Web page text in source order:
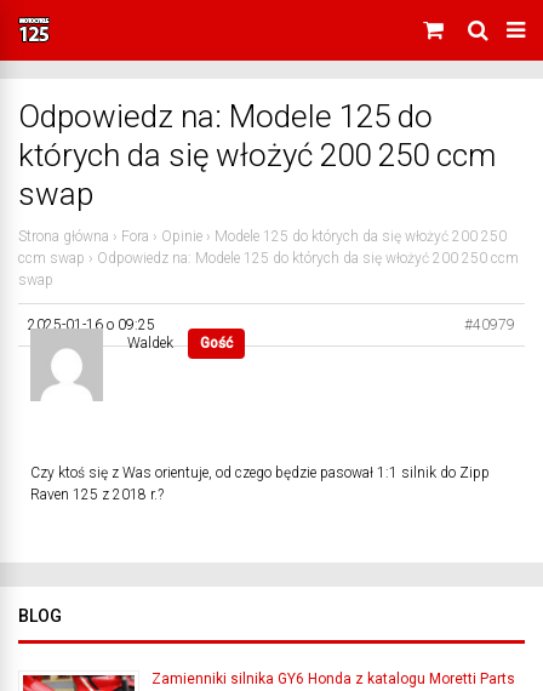
Odpowiedz na: Modele 125 do
których da się włożyć 200 250 ccm
swap
Strona główna › Fora › Opinie › Modele 125 do których da się włożyć 200 250
ccm swap › Odpowiedz na: Modele 125 do których da się włożyć 200 250 ccm
swap
2025-01-16 o 09:25
#40979
Waldek
Gość
Czy ktoś się z Was orientuje, od czego będzie pasował 1:1 silnik do Zipp
Raven 125 z 2018 r.?
BLOG
Zamienniki silnika GY6 Honda z katalogu Moretti Parts